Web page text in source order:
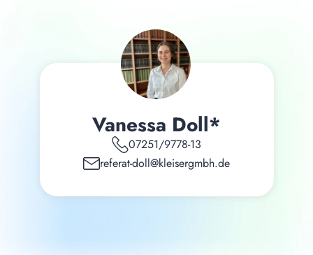
Vanessa Doll*
07251/9778-13
referat-doll@kleisergmbh.de